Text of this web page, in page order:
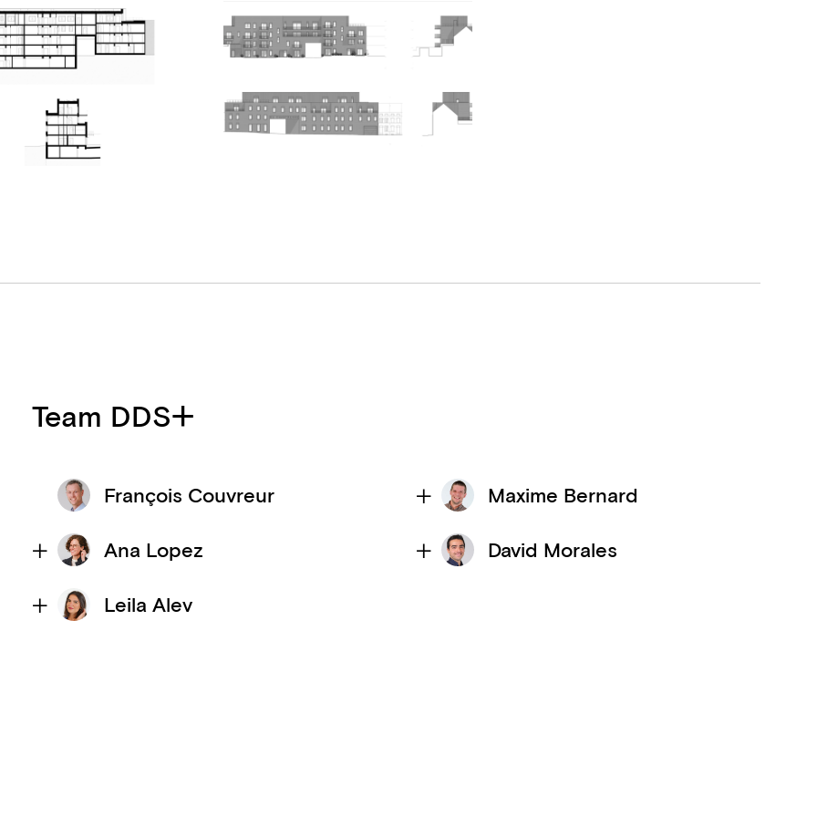
Team DDS+
François Couvreur Maxime Bernard
Ana Lopez David Morales
Leila Alev